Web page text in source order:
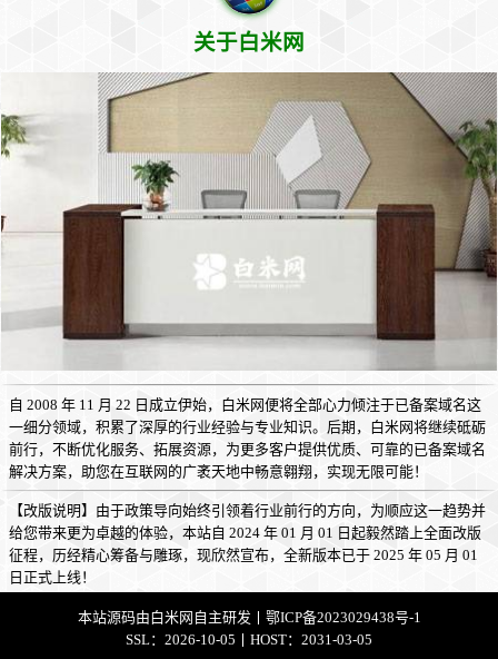
关于白米网
自 2008 年 11 月 22 日成立伊始，白米网便将全部心力倾注于已备案域名这
一细分领域，积累了深厚的行业经验与专业知识。后期，白米网将继续砥砺
前行，不断优化服务、拓展资源，为更多客户提供优质、可靠的已备案域名
解决方案，助您在互联网的广袤天地中畅意翱翔，实现无限可能！
【改版说明】由于政策导向始终引领着行业前行的方向，为顺应这一趋势并
给您带来更为卓越的体验，本站自 2024 年 01 月 01 日起毅然踏上全面改版
征程，历经精心筹备与雕琢，现欣然宣布，全新版本已于 2025 年 05 月 01
日正式上线！
本站源码由白米网 自主研发丨 鄂ICP备2023029438号-1
SSL：2026-10-05丨HOST：2031-03-05